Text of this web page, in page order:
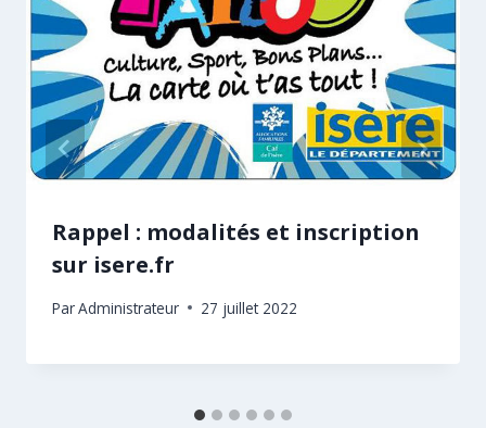
Rappel : modalités et inscription
sur isere.fr
ParAdministrateur 27 juillet 2022